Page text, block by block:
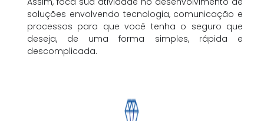
soluções envolvendo tecnologia, comunicação e
processos para que você tenha o seguro que
deseja, de uma forma simples, rápida e
descomplicada.